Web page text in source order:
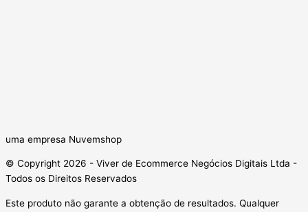
uma empresa Nuvemshop
© Copyright 2026 - Viver de Ecommerce Negócios Digitais Ltda -
Todos os Direitos Reservados
Este produto não garante a obtenção de resultados. Qualquer